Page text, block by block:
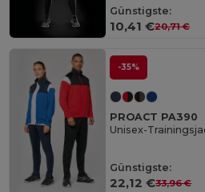
Günstigste:
10,41 €20,71 €
-35%
PROACT PA390
Unisex-
Günstigste:
22,12 €33,96 €